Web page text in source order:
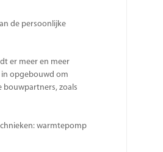
de persoonlijke
er meer en meer
opgebouwd om
bouwpartners, zoals
warmtepomp